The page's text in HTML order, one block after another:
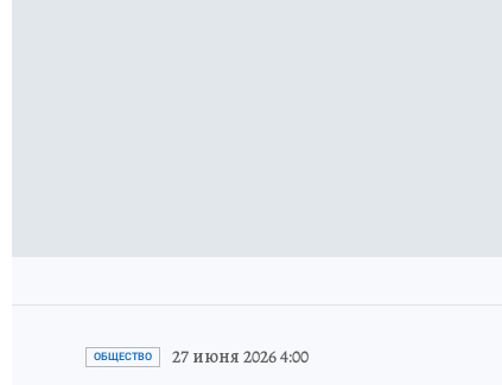
ОБЩЕСТВО 27 июня 2026 4:00